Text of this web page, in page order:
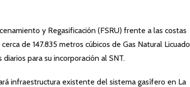
y Regasificación (FSRU) frente a las costas
de 147.835 metros cúbicos de Gas Natural Licuado
para su incorporación al SNT.
infraestructura existente del sistema gasífero en La